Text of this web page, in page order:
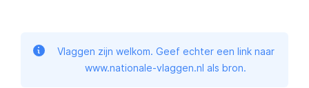
Vlaggen zijn welkom. Geef echter een link naar
www.nationale-vlaggen.nl als bron.